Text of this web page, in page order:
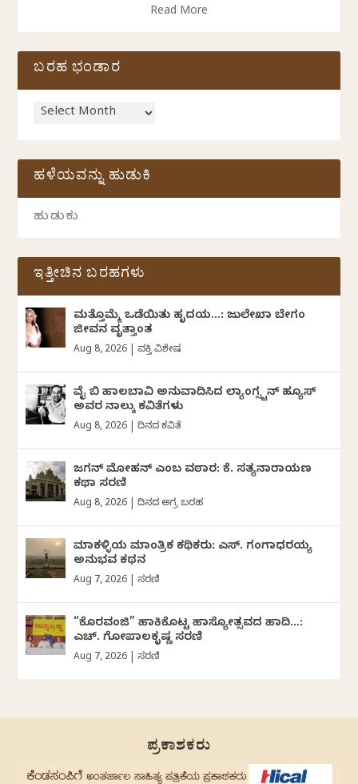
Read More
ಬರಹ ಭಂಡಾರ
ಹಳೆಯವನ್ನು ಹುಡುಕಿ
ಇತ್ತೀಚಿನ ಬರಹಗಳು
ಮತ್ತೊಮ್ಮೆ ಒಡೆಯಿತು ಹೃದಯ…: ಜುಲೇಖಾ ಬೇಗಂ
ಜೀವನ ವೃತ್ತಾಂತ
Aug 8, 2026 ವ್ಯಕ್ತಿ ವಿಶೇಷ
ವೈ ಬಿ ಹಾಲಬಾವಿ ಅನುವಾದಿಸಿದ ಲ್ಯಾಂಗ್ಸ್ಟನ್ ಹ್ಯೂಸ್
ಅವರ ನಾಲ್ಕು ಕವಿತೆಗಳು
Aug 8, 2026 |ದಿನದ ಕವಿತೆ
ಜಗನ್‌ ಮೋಹನ್‌ ಎಂಬ ವಠಾರ: ಕೆ. ಸತ್ಯನಾರಾಯಣ
ಕಥಾ ಸರಣಿ
Aug 8, 2026 |ದಿನದ ಅಗ್ರ ಬರಹ
ಮಾಕಳ್ಳಿಯ ಮಾಂತ್ರಿಕ ಕಥಿಕರು: ಎಸ್. ಗಂಗಾಧರಯ್ಯ
ಅನುಭವ ಕಥನ
Aug 7, 2026 ಸರಣಿ
“ಕೊರವಂಜಿ” ಹಾಕಿಕೊಟ್ಟ ಹಾಸ್ಯೋತ್ಸವದ ಹಾದಿ…:
ಎಚ್. ಗೋಪಾಲಕೃಷ್ಣ ಸರಣಿ
Aug 7, 2026 ಸರಣಿ
ಪ್ರಕಾಶಕರು